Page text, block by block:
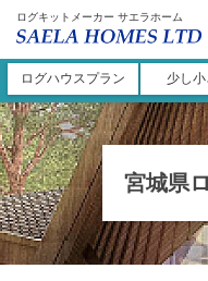
ログキットメーカー サエラホーム
ログハウスプラン 少し
宮城県